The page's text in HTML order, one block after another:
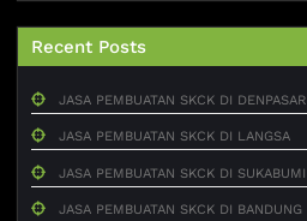
Recent Posts
JASA PEMBUATAN SKCK DI DENPASAR
JASA PEMBUATAN SKCK DI LANGSA
JASA PEMBUATAN SKCK DI SUKABUMI
JASA PEMBUATAN SKCK DI BANDUNG